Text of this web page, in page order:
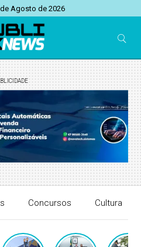
Agosto de 2026
Concursos Cultura